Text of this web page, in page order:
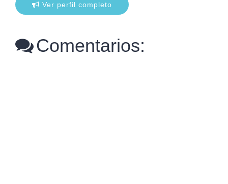
Ver perfil completo
Comentarios: